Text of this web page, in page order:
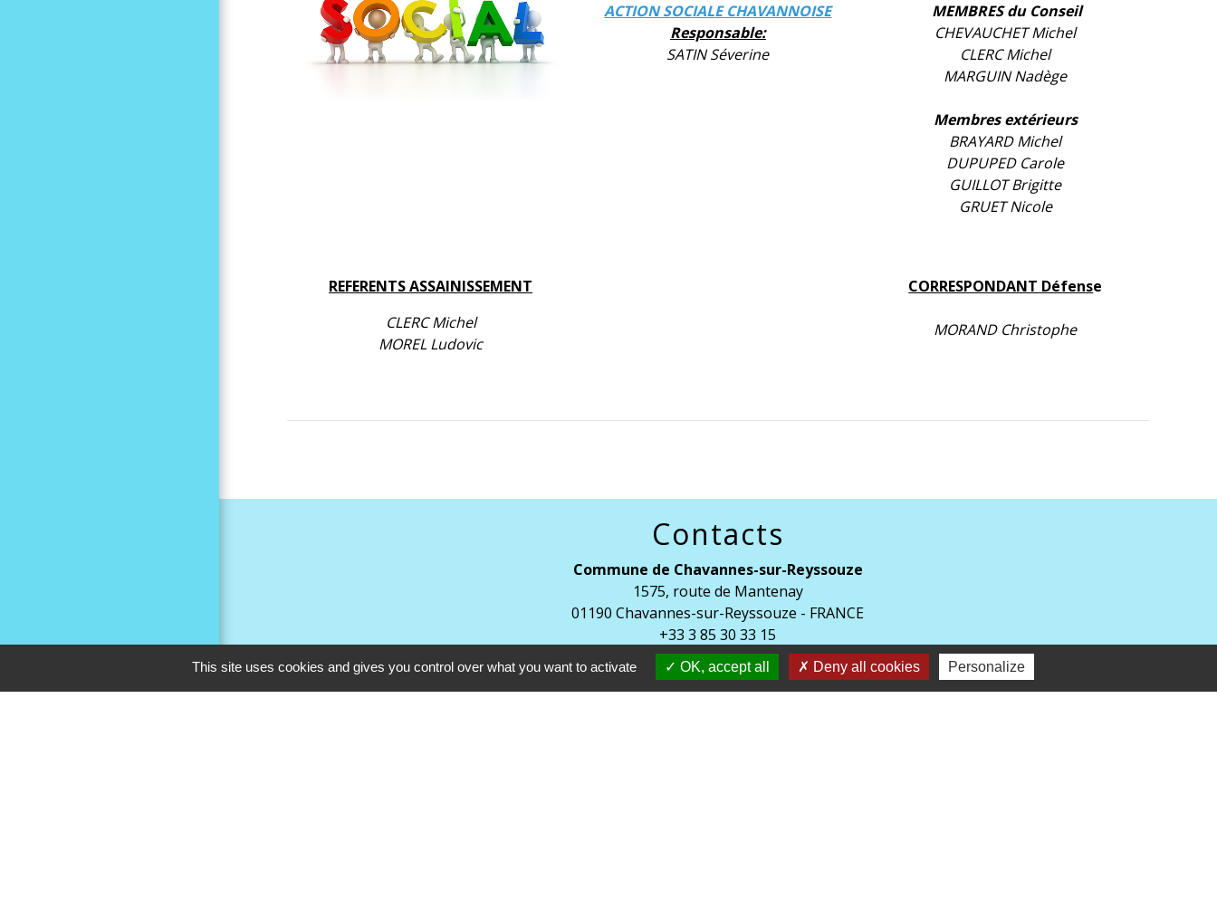
ACTION SOCIALE CHAVANNOISE
Responsable:
SATIN Séverine
MEMBRES du Conseil
CHEVAUCHET Michel
CLERC Michel
MARGUIN Nadège
Membres extérieurs
BRAYARD Michel
DUPUPED Carole
GUILLOT Brigitte
GRUET Nicole
REFERENTS ASSAINISSEMENT
CLERC Michel
MOREL Ludovic
CORRESPONDANT Défense
MORAND Christophe
Contacts
Commune de Chavannes-sur-Reyssouze
1575, route de Mantenay
01190 Chavannes-sur-Reyssouze - FRANCE
+33 3 85 30 33 15
Accueil du public : lundi et jeudi de 9h à 12h et le vendredi de 14h à 18h30.
This site uses cookies and gives you control over what you want to activate OK, accept all Deny all cookies Personalize